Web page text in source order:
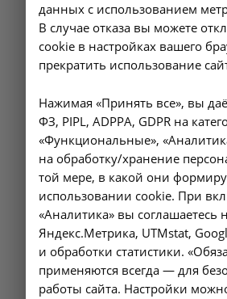
Услуги
Консультативная помощь
Диализ
Диагностика
Чекап
Специалисты
Специалисты поликлиник
Амбулаторный диализ
Лучевая диагностика
Скорая медицинская
данных с использованием
В случае отказа вы можете
cookie в настройках вашего
прекратить использование
Нажимая «Принять все», вы
ФЗ, PIPL, ADPPA, GDPR на
«Функциональные»,
на обработку/хранение
той мере, в какой они
использовании cookie. При
«Аналитика» вы соглашаетесь
Яндекс.Метрика, UTMstat,
и обработки статистики.
применяются всегда — для
работы сайта. Настройки